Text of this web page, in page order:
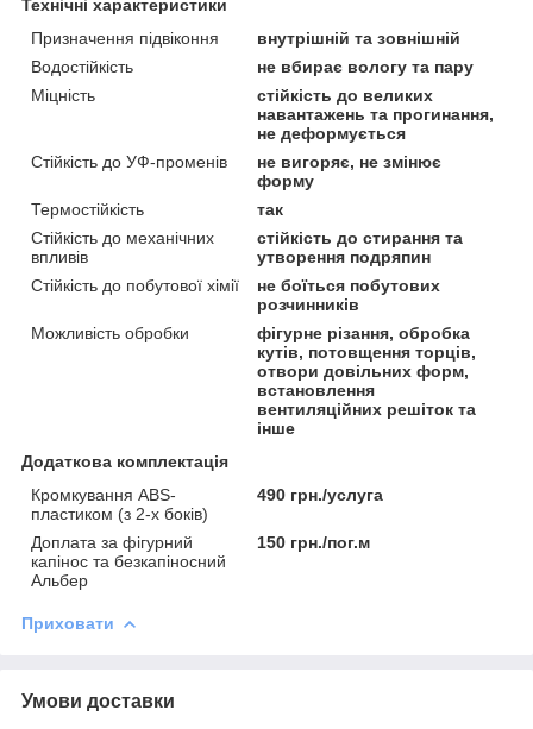
Технічні характеристики
Призначення підвіконня
внутрішній та зовнішній
Водостійкість
не вбирає вологу та пару
Міцність
стійкість до великих
навантажень та прогинання,
не деформується
Стійкість до УФ-променів
не вигоряє, не змінює
форму
Термостійкість
так
Стійкість до механічних
впливів
стійкість до стирання та
утворення подряпин
Стійкість до побутової хімії
не боїться побутових
розчинників
Можливість обробки
фігурне різання, обробка
кутів, потовщення торців,
отвори довільних форм,
встановлення
вентиляційних решіток та
інше
Додаткова комплектація
Кромкування ABS-
пластиком (з 2-х боків)
490 грн./услуга
Доплата за фігурний
капінос та безкапіносний
Альбер
150 грн./пог.м
Приховати
Умови доставки